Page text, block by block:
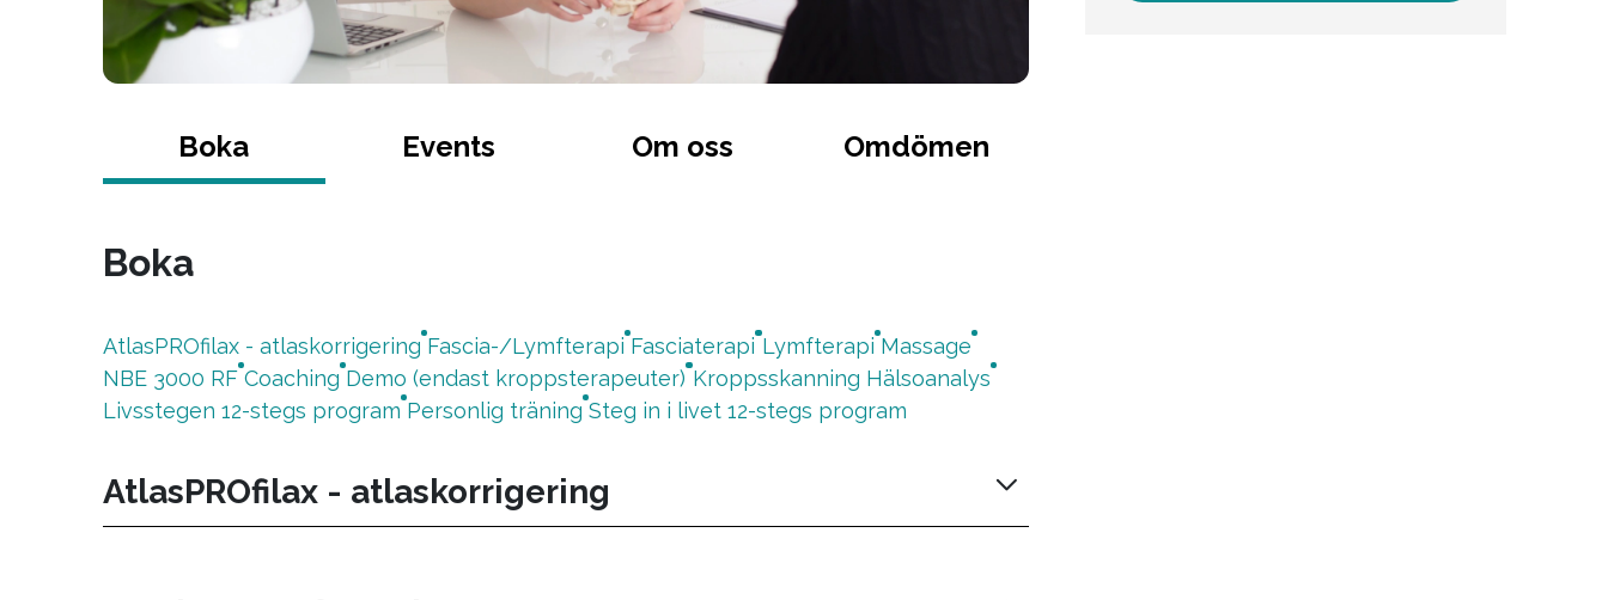
Boka Events Om oss Omdömen
Boka
AtlasPROfilax - atlaskorrigering Fascia-/Lymfterapi Fasciaterapi Lymfterapi Massage
NBE 3000 RF Coaching Demo (endast kroppsterapeuter) Kroppsskanning Hälsoanalys
Livsstegen 12-stegs program Personlig träning Steg in i livet 12-stegs program
AtlasPROfilax - atlaskorrigering